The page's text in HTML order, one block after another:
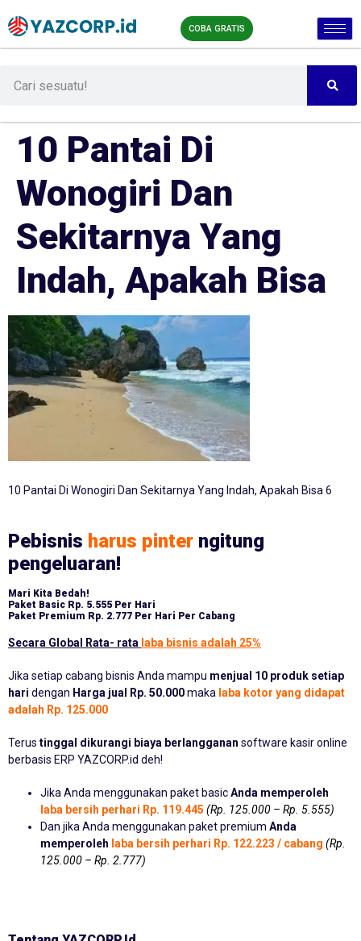
COBA GRATIS
10 Pantai Di
Wonogiri Dan
Sekitarnya Yang
Indah, Apakah Bisa
10 Pantai Di Wonogiri Dan Sekitarnya Yang Indah, Apakah Bisa 6
Pebisnis harus pinter ngitung
pengeluaran!
Mari Kita Bedah!
Paket Basic Rp. 5.555 Per Hari
Paket Premium Rp. 2.777 Per Hari Per Cabang
Secara Global Rata- rata laba bisnis adalah 25%
Jika setiap cabang bisnis Anda mampu menjual 10 produk setiap
hari dengan Harga jual Rp. 50.000maka laba kotor yang didapat
adalah Rp. 125.000
Terus tinggal dikurangi biaya berlangganan software kasir online
berbasis ERP YAZCORP.id deh!
Jika Anda menggunakan paket basicAnda memperoleh
laba bersih perhari Rp. 119.445 (Rp. 125.000 – Rp. 5.555)
Dan jika Anda menggunakan paket premium Anda
memperoleh laba bersih perhari Rp. 122.223 / cabang (Rp.
125.000 – Rp. 2.777)